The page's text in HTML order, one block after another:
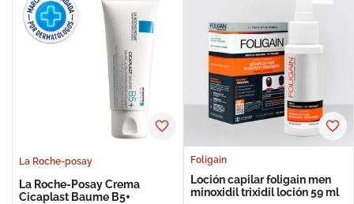
La Roche-posay
La Roche-Posay Crema
Cicaplast Baume B5+
Foligain
Loción capilar foligain men
minoxidil trixidil loción 59 ml